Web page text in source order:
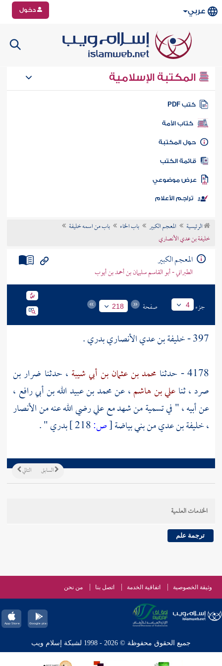
عربي دخول
المكتبة الإسلامية
كتب PDF
كتاب الأمة
المكتبة
الكتب
موضوعي
تراجم الأعلام
الرئيسية المعجم الكبير باب الخاء
باب من اسمه خليفة
خليفة بن عدي الأنصاري
المعجم الكبير
الطبراني - أبو القاسم سليمان بن أحمد بن أيوب
جزء 4 صفحة 218
397 - خليفة بن عدي الأنصاريبدري .
4178 - حدثنا
محمد بن عثمان بن أبي شيبة ، حدثنا ضرار بن
صرد، ثناعلي بن هاشم، عنمحمد بن عبيد الله بن أبي رافع ،
عن أبيه ، " في تسمية من شهد مععليرضي الله عنه منالأنصار
،خليفة بن عديمنبني بياضة[ص: بدري " .
التالي السابق
الخدمات العلمية
ترجمة علم
وثيقة الخصوصية اتفاقية الخدمة اتصل بنا من نحن
جميع الحقوق محفوظة © 2026 - 1998 لشبكة إسلام ويب